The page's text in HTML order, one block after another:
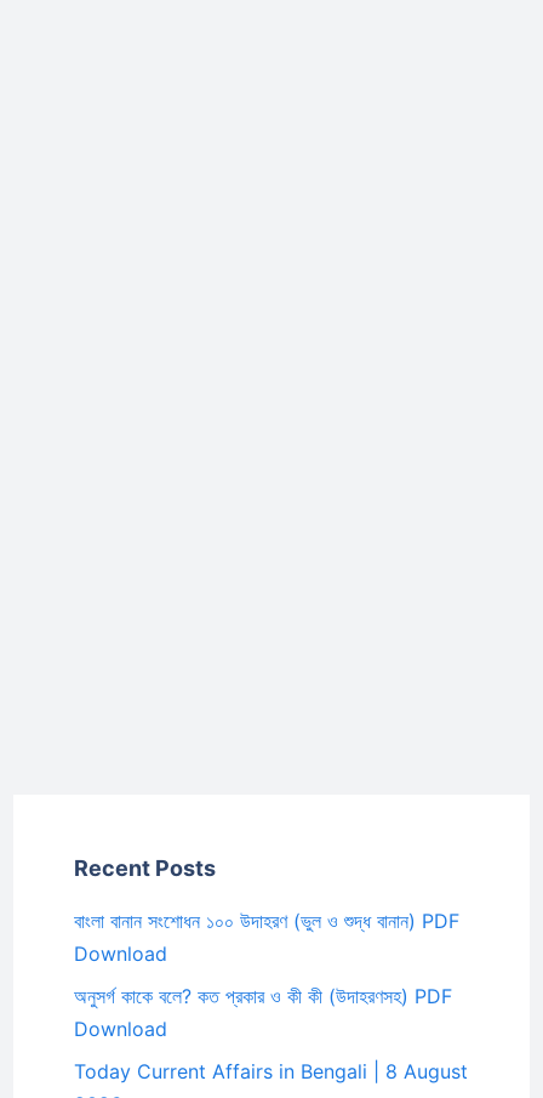
Recent Posts
বাংলা বানান সংশোধন ১০০ উদাহরণ (ভুল ও শুদ্ধ বানান) PDF
Download
অনুসর্গ কাকে বলে? কত প্রকার ও কী কী (উদাহরণসহ) PDF
Download
Today Current Affairs in Bengali | 8 August